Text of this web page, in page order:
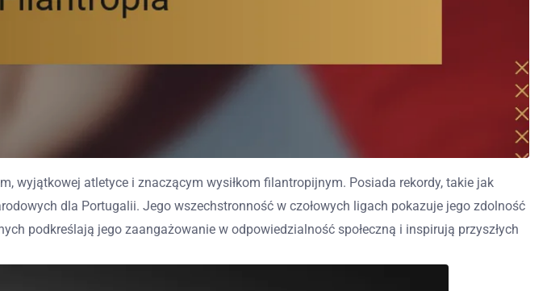
wyjątkowej atletyce i znaczącym wysiłkom filantropijnym. Posiada rekordy, takie jak
dla Portugalii. Jego wszechstronność w czołowych ligach pokazuje jego zdolność
podkreślają jego zaangażowanie w odpowiedzialność społeczną i inspirują przyszłych